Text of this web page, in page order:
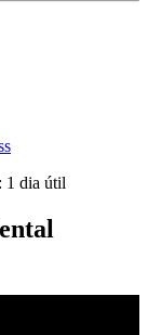
1 dia útil